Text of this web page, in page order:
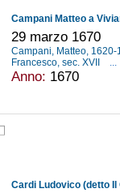
Campani Matteo a
29 marzo 1670
Campani, Matteo,
Francesco, sec. XVII
...
Anno: 1670
Cardi Ludovico (detto Il